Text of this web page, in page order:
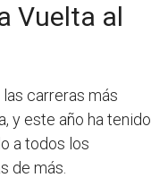
Vuelta al
las carreras más
y este año ha tenido
a todos los
de más.